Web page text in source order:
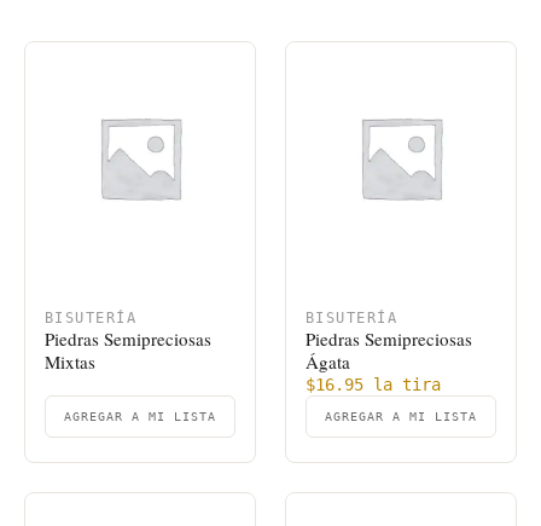
BISUTERÍA
Piedras Semipreciosas
Mixtas
AGREGAR A MI LISTA
BISUTERÍA
Piedras Semipreciosas
Ágata
$16.95 la tira
AGREGAR A MI LISTA